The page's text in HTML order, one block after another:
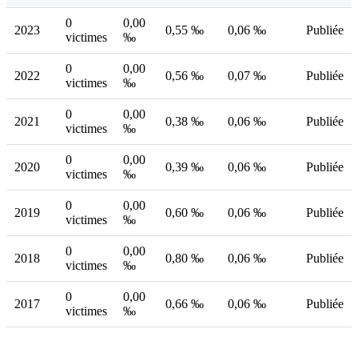
2023
0
victimes
0,00
‰
0,55 ‰ 0,06 ‰ Publiée
2022
0
victimes
0,00
‰
0,56 ‰ 0,07 ‰ Publiée
2021
0
victimes
0,00
‰
0,38 ‰ 0,06 ‰ Publiée
2020
0
victimes
0,00
‰
0,39 ‰ 0,06 ‰ Publiée
2019
0
victimes
0,00
‰
0,60 ‰ 0,06 ‰ Publiée
2018
0
victimes
0,00
‰
0,80 ‰ 0,06 ‰ Publiée
2017
0
victimes
0,00
‰
0,66 ‰ 0,06 ‰ Publiée